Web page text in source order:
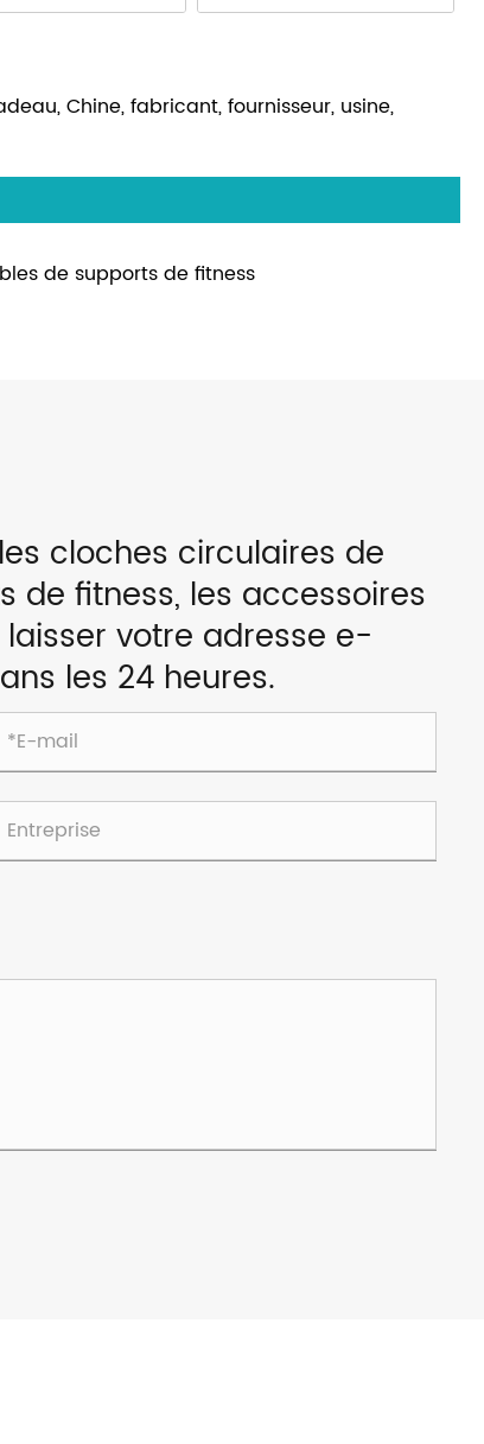
Chine, fabricant, fournisseur, usine,
de supports de fitness
cloches circulaires de
de fitness, les accessoires
votre adresse e-
les 24 heures.